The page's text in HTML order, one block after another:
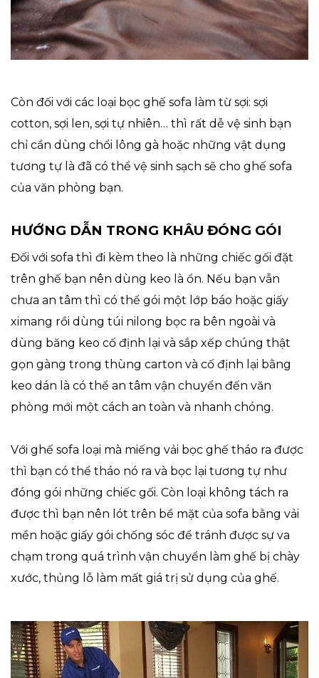
Còn đối với các loại bọc ghế sofa làm từ sợi: sợi
cotton, sợi len, sợi tự nhiên… thì rất dễ vệ sinh bạn
chỉ cần dùng chổi lông gà hoặc những vật dụng
tương tự là đã có thể vệ sinh sạch sẽ cho ghế sofa
của văn phòng bạn.
HƯỚNG DẪN TRONG KHÂU ĐÓNG GÓI
Đối với sofa thì đi kèm theo là những chiếc gối đặt
trên ghế bạn nên dùng keo là ổn. Nếu bạn vẫn
chưa an tâm thì có thể gói một lớp báo hoặc giấy
ximang rồi dùng túi nilong bọc ra bên ngoài và
dùng băng keo cố định lại và sắp xếp chúng thật
gọn gàng trong thùng carton và cố định lại bằng
keo dán là có thể an tâm vận chuyển đến văn
phòng mới một cách an toàn và nhanh chóng.
Với ghế sofa loại mà miếng vải bọc ghế tháo ra được
thì bạn có thể tháo nó ra và bọc lại tương tự như
đóng gói những chiếc gối. Còn loại không tách ra
được thì bạn nên lót trên bề mặt của sofa bằng vải
mền hoặc giấy gói chống sóc để tránh được sự va
chạm trong quá trình vận chuyển làm ghế bị chày
xước, thủng lỗ làm mất giá trị sử dụng của ghế.